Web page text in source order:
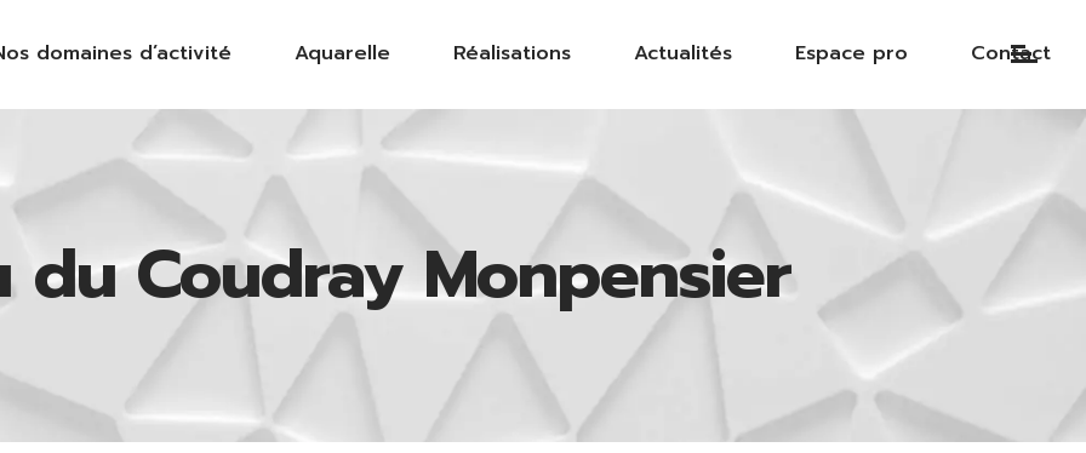
domaines d’activité Aquarelle Réalisations Actualités Espace pro Contact
du Coudray Monpensier